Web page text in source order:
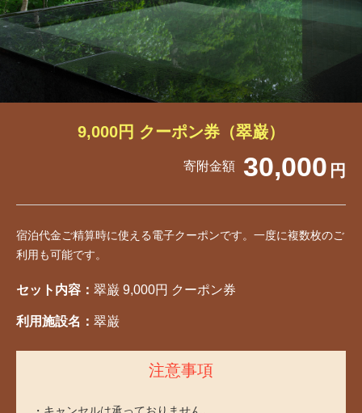
9,000円 クーポン券（翠巌）
寄附金額 30,000 円
宿泊代金ご精算時に使える電子クーポンです。一度に複数枚のご
利用も可能です。
セット内容： 翠巌 9,000円 クーポン券
利用施設名： 翠巌
注意事項